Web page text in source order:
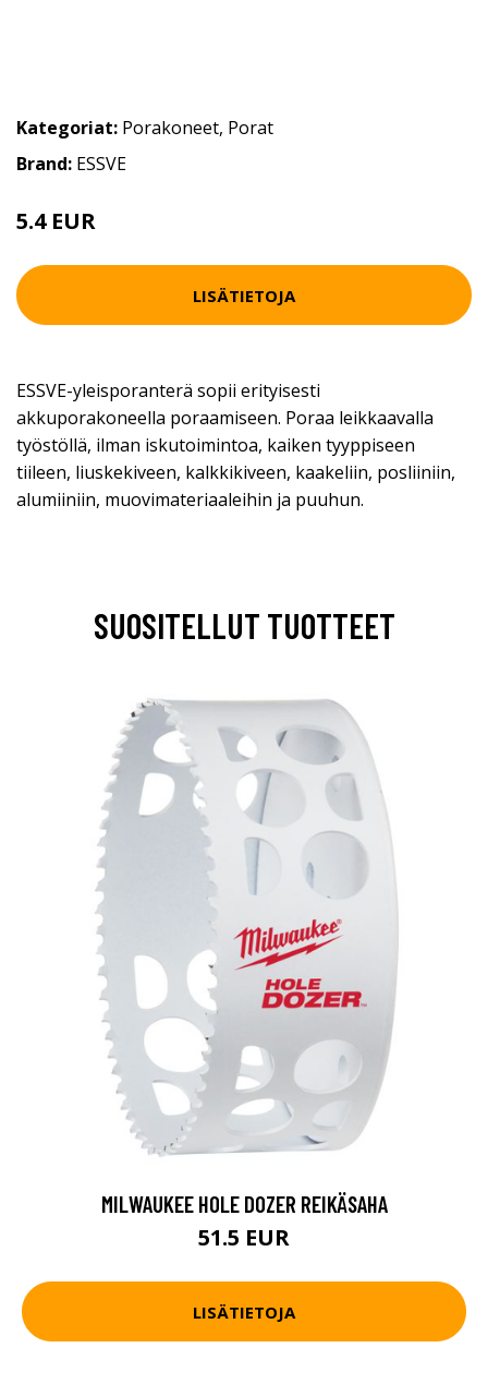
Kategoriat: Porakoneet, Porat
Brand: ESSVE
5.4 EUR
LISÄTIETOJA
ESSVE-yleisporanterä sopii erityisesti
akkuporakoneella poraamiseen. Poraa leikkaavalla
työstöllä, ilman iskutoimintoa, kaiken tyyppiseen
tiileen, liuskekiveen, kalkkikiveen, kaakeliin, posliiniin,
alumiiniin, muovimateriaaleihin ja puuhun.
SUOSITELLUT TUOTTEET
MILWAUKEE HOLE DOZER REIKÄSAHA
51.5 EUR
LISÄTIETOJA